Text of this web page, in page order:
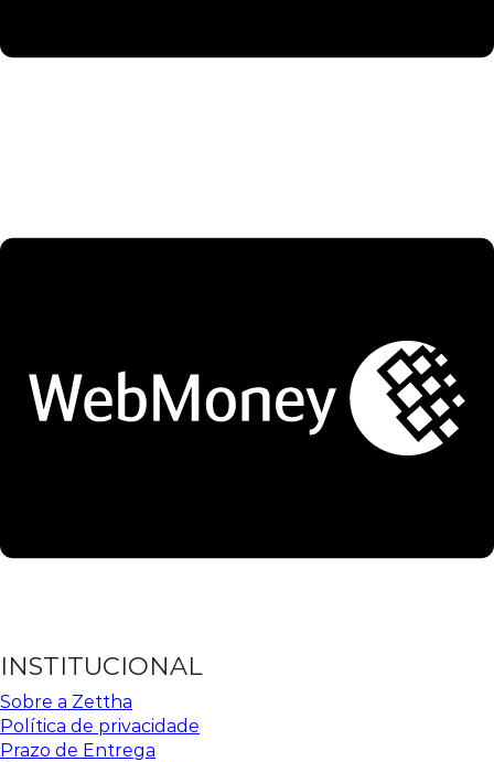
INSTITUCIONAL
Sobre a Zettha
Política de privacidade
Prazo de Entrega